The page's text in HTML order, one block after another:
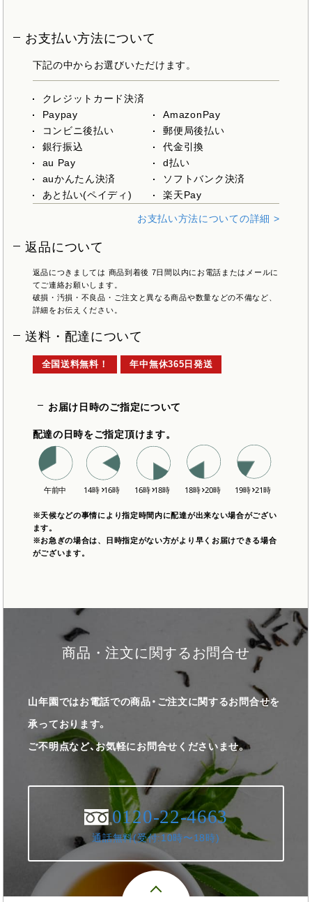
お支払い方法について
下記の中からお選びいただけます。
クレジットカード決済
Paypay
AmazonPay
コンビニ後払い
郵便局後払い
銀行振込
代金引換
au Pay
d払い
auかんたん決済
ソフトバンク決済
あと払い(ペイディ)
楽天Pay
お支払い方法についての詳細 >
返品について
返品につきましては 商品到着後 7日間以内にお電話またはメールに
てご連絡お願いします。
破損・汚損・不良品・ご注文と異なる商品や数量などの不備など、
詳細をお伝えください。
送料・配達について
全国送料無料！ 年中無休365日発送
お届け日時のご指定について
配達の日時をご指定頂けます。
※天候などの事情により指定時間内に配達が出来ない場合がござい
ます。
※お急ぎの場合は、日時指定がない方がより早くお届けできる場合
がございます。
商品・注文に関するお問合せ
山年園ではお電話での商品・ご注文に関するお問合せを
承っております。
ご不明点など、お気軽にお問合せくださいませ。
0120-22-4663
通話無料(受付:10時〜18時)